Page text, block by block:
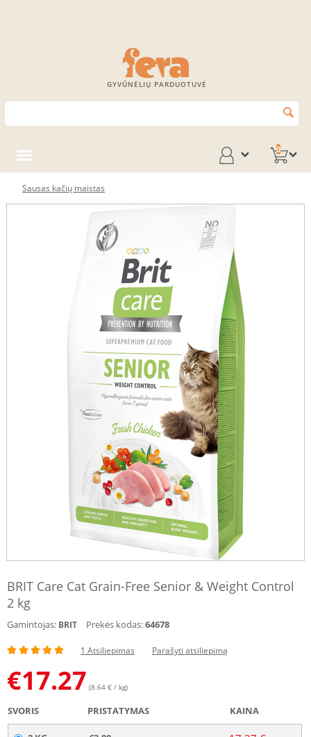
GYVŪNĖLIŲ PARDUOTUVĖ
0
Sausas kačių maistas
BRIT Care Cat Grain-Free Senior & Weight Control
2 kg
Gamintojas: BRIT Prekės kodas:64678
1 Atsiliepimas Parašyti atsiliepimą
€17.27 (8.64 € / kg)
SVORIS PRISTATYMAS KAINA